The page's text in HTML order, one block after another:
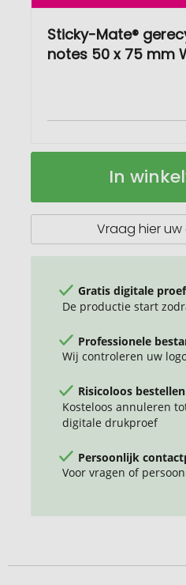
Sticky-Mate®
notes 50 x 75 mm
sticky
In
Vraag hier
Gratis digitale
De productie start
Professionele
Wij controleren uw
Risicoloos bestellen
Kosteloos annuleren
digitale drukproef
Persoonlijk
Voor vragen of